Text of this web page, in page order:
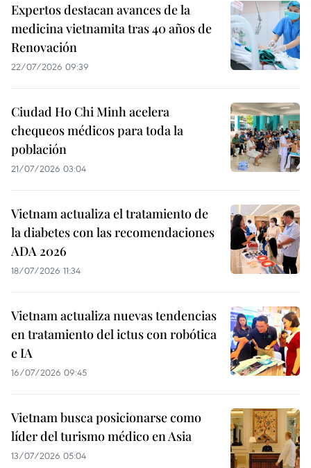
Expertos destacan avances de la
medicina vietnamita tras 40 años de
Renovación
22/07/2026 09:39
Ciudad Ho Chi Minh acelera
chequeos médicos para toda la
población
21/07/2026 03:04
Vietnam actualiza el tratamiento de
la diabetes con las recomendaciones
ADA 2026
18/07/2026 11:34
Vietnam actualiza nuevas tendencias
en tratamiento del ictus con robótica
e IA
16/07/2026 09:45
Vietnam busca posicionarse como
líder del turismo médico en Asia
13/07/2026 05:04